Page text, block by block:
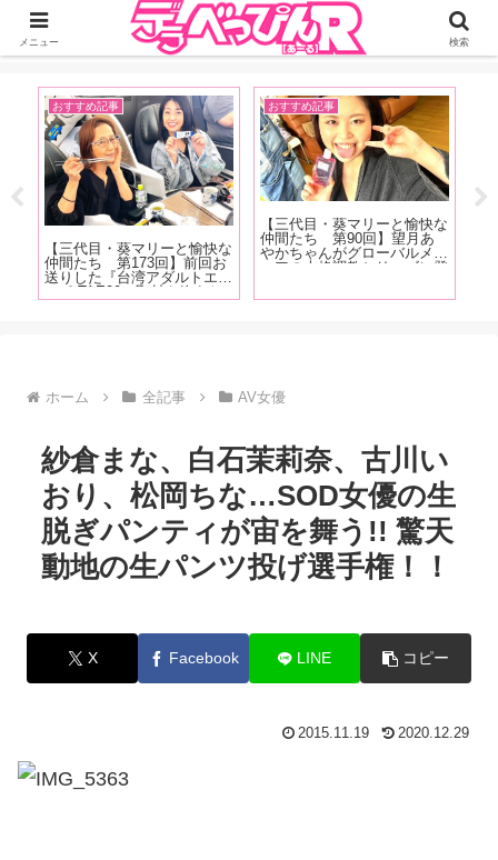
ジーオーティーが運営するちょっとHなニュースサイ。サイト内のリンクには
DMMアフィリエイトが含まれているものがあります
おすすめ記事
【三代目・葵マリーと愉快な
仲間たち 第173回】前回お
送りした『台湾アダルトエキ
スポ TAE09』取材を終えた
おすすめ記事
【三代目・葵マリーと愉快な
仲間たち 第90回】望月あ
やかちゃんがグローバルメデ
ィアの本格調教シリーズに登
て水責めに！！『緊縛調教妻
ホーム 全記事 AV女優
紗倉まな、白石茉莉奈、古川い
おり、松岡ちな…SOD女優の生
脱ぎパンティが宙を舞う!! 驚天
動地の生パンツ投げ選手権！！
X Facebook LINE コピー
2015.11.19 2020.12.29
メニュー 検索